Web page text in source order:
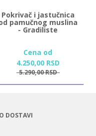
Pokrivač i jastučnica
pamučnog muslina
- Gradiliste
Cena od
4.250,00 RSD
5.290,00RSD
DOSTAVI